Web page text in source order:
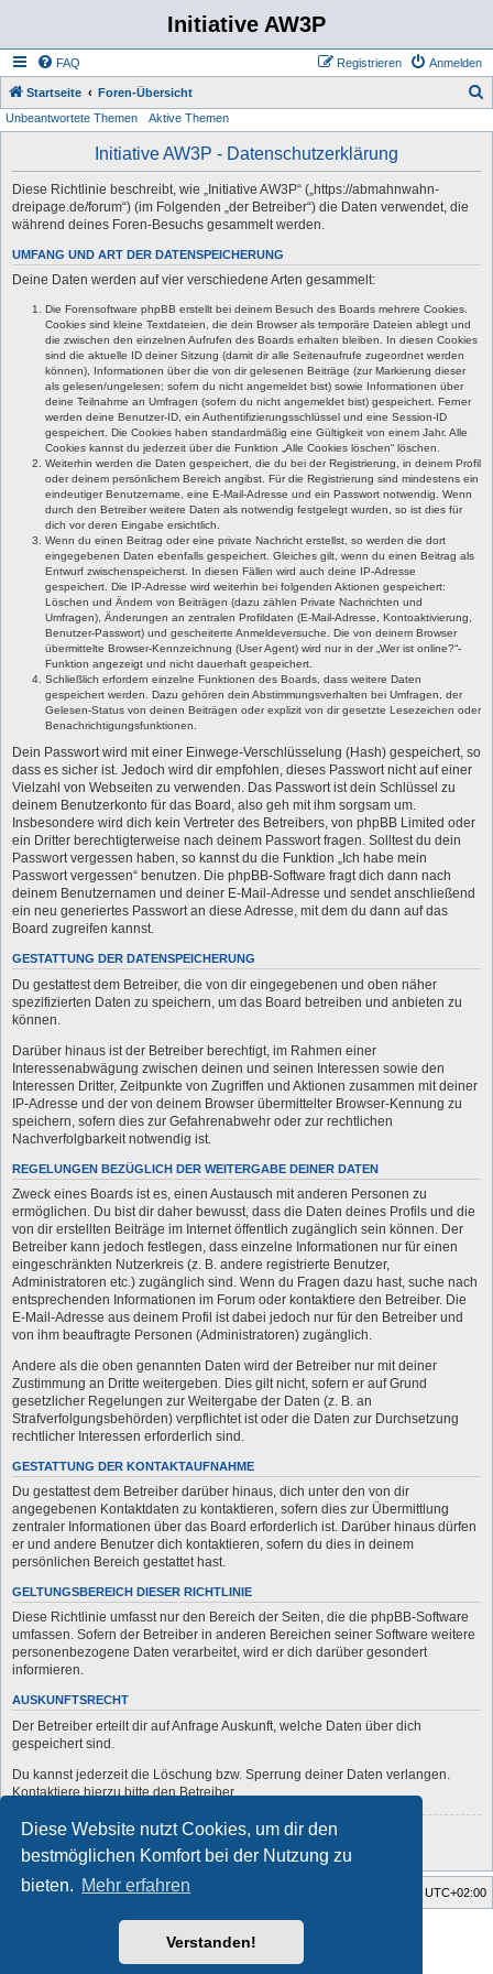
Diese Website nutzt Cookies, um dir den
bestmöglichen Komfort bei der Nutzung zu
bieten. Mehr erfahren
Verstanden!
Initiative AW3P
FAQ Anmelden
Registrieren
Startseite Foren-Übersicht
Unbeantwortete Themen Aktive Themen
Initiative AW3P - Datenschutzerklärung
Diese Richtlinie beschreibt, wie „Initiative AW3P“ („https://abmahnwahn-
dreipage.de/forum“) (im Folgenden „der Betreiber“) die Daten verwendet, die
während deines Foren-Besuchs gesammelt werden.
UMFANG UND ART DER DATENSPEICHERUNG
Deine Daten werden auf vier verschiedene Arten gesammelt:
Die Forensoftware phpBB erstellt bei deinem Besuch des Boards mehrere Cookies.
Cookies sind kleine Textdateien, die dein Browser als temporäre Dateien ablegt und
die zwischen den einzelnen Aufrufen des Boards erhalten bleiben. In diesen Cookies
sind die aktuelle ID deiner Sitzung (damit dir alle Seitenaufrufe zugeordnet werden
können), Informationen über die von dir gelesenen Beiträge (zur Markierung dieser
als gelesen/ungelesen; sofern du nicht angemeldet bist) sowie Informationen über
deine Teilnahme an Umfragen (sofern du nicht angemeldet bist) gespeichert. Ferner
werden deine Benutzer-ID, ein Authentifizierungsschlüssel und eine Session-ID
gespeichert. Die Cookies haben standardmäßig eine Gültigkeit von einem Jahr. Alle
Cookies kannst du jederzeit über die Funktion „Alle Cookies löschen“ löschen.
Weiterhin werden die Daten gespeichert, die du bei der Registrierung, in deinem Profil
oder deinem persönlichem Bereich angibst. Für die Registrierung sind mindestens ein
eindeutiger Benutzername, eine E-Mail-Adresse und ein Passwort notwendig. Wenn
durch den Betreiber weitere Daten als notwendig festgelegt wurden, so ist dies für
dich vor deren Eingabe ersichtlich.
Wenn du einen Beitrag oder eine private Nachricht erstellst, so werden die dort
eingegebenen Daten ebenfalls gespeichert. Gleiches gilt, wenn du einen Beitrag als
Entwurf zwischenspeicherst. In diesen Fällen wird auch deine IP-Adresse
gespeichert. Die IP-Adresse wird weiterhin bei folgenden Aktionen gespeichert:
Löschen und Ändern von Beiträgen (dazu zählen Private Nachrichten und
Umfragen), Änderungen an zentralen Profildaten (E-Mail-Adresse, Kontoaktivierung,
Benutzer-Passwort) und gescheiterte Anmeldeversuche. Die von deinem Browser
übermittelte Browser-Kennzeichnung (User Agent) wird nur in der „Wer ist online?“-
Funktion angezeigt und nicht dauerhaft gespeichert.
Schließlich erfordern einzelne Funktionen des Boards, dass weitere Daten
gespeichert werden. Dazu gehören dein Abstimmungsverhalten bei Umfragen, der
Gelesen-Status von deinen Beiträgen oder explizit von dir gesetzte Lesezeichen oder
Benachrichtigungsfunktionen.
Dein Passwort wird mit einer Einwege-Verschlüsselung (Hash) gespeichert, so
dass es sicher ist. Jedoch wird dir empfohlen, dieses Passwort nicht auf einer
Vielzahl von Webseiten zu verwenden. Das Passwort ist dein Schlüssel zu
deinem Benutzerkonto für das Board, also geh mit ihm sorgsam um.
Insbesondere wird dich kein Vertreter des Betreibers, von phpBB Limited oder
ein Dritter berechtigterweise nach deinem Passwort fragen. Solltest du dein
Passwort vergessen haben, so kannst du die Funktion „Ich habe mein
Passwort vergessen“ benutzen. Die phpBB-Software fragt dich dann nach
deinem Benutzernamen und deiner E-Mail-Adresse und sendet anschließend
ein neu generiertes Passwort an diese Adresse, mit dem du dann auf das
Board zugreifen kannst.
GESTATTUNG DER DATENSPEICHERUNG
Du gestattest dem Betreiber, die von dir eingegebenen und oben näher
spezifizierten Daten zu speichern, um das Board betreiben und anbieten zu
können.
Darüber hinaus ist der Betreiber berechtigt, im Rahmen einer
Interessenabwägung zwischen deinen und seinen Interessen sowie den
Interessen Dritter, Zeitpunkte von Zugriffen und Aktionen zusammen mit deiner
IP-Adresse und der von deinem Browser übermittelter Browser-Kennung zu
speichern, sofern dies zur Gefahrenabwehr oder zur rechtlichen
Nachverfolgbarkeit notwendig ist.
REGELUNGEN BEZÜGLICH DER WEITERGABE DEINER DATEN
Zweck eines Boards ist es, einen Austausch mit anderen Personen zu
ermöglichen. Du bist dir daher bewusst, dass die Daten deines Profils und die
von dir erstellten Beiträge im Internet öffentlich zugänglich sein können. Der
Betreiber kann jedoch festlegen, dass einzelne Informationen nur für einen
eingeschränkten Nutzerkreis (z. B. andere registrierte Benutzer,
Administratoren etc.) zugänglich sind. Wenn du Fragen dazu hast, suche nach
entsprechenden Informationen im Forum oder kontaktiere den Betreiber. Die
E-Mail-Adresse aus deinem Profil ist dabei jedoch nur für den Betreiber und
von ihm beauftragte Personen (Administratoren) zugänglich.
Andere als die oben genannten Daten wird der Betreiber nur mit deiner
Zustimmung an Dritte weitergeben. Dies gilt nicht, sofern er auf Grund
gesetzlicher Regelungen zur Weitergabe der Daten (z. B. an
Strafverfolgungsbehörden) verpflichtet ist oder die Daten zur Durchsetzung
rechtlicher Interessen erforderlich sind.
GESTATTUNG DER KONTAKTAUFNAHME
Du gestattest dem Betreiber darüber hinaus, dich unter den von dir
angegebenen Kontaktdaten zu kontaktieren, sofern dies zur Übermittlung
zentraler Informationen über das Board erforderlich ist. Darüber hinaus dürfen
er und andere Benutzer dich kontaktieren, sofern du dies in deinem
persönlichen Bereich gestattet hast.
GELTUNGSBEREICH DIESER RICHTLINIE
Diese Richtlinie umfasst nur den Bereich der Seiten, die die phpBB-Software
umfassen. Sofern der Betreiber in anderen Bereichen seiner Software weitere
personenbezogene Daten verarbeitet, wird er dich darüber gesondert
informieren.
AUSKUNFTSRECHT
Der Betreiber erteilt dir auf Anfrage Auskunft, welche Daten über dich
gespeichert sind.
Du kannst jederzeit die Löschung bzw. Sperrung deiner Daten verlangen.
Kontaktiere hierzu bitte den Betreiber.
Zurück zur vorherigen Seite
Startseite Foren-Übersicht UTC+02:00
forum
Powered byphpBB® Forum Software © phpBB Limited
phpBB.de